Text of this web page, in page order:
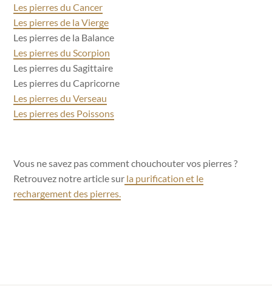
Les pierres du Cancer
Les pierres de la Vierge
Les pierres de la Balance
Les pierres du Scorpion
Les pierres du Sagittaire
Les pierres du Capricorne
Les pierres du Verseau
Les pierres des Poissons
Vous ne savez pas comment chouchouter vos pierres ?
Retrouvez notre article sur la purification et le
rechargement des pierres.